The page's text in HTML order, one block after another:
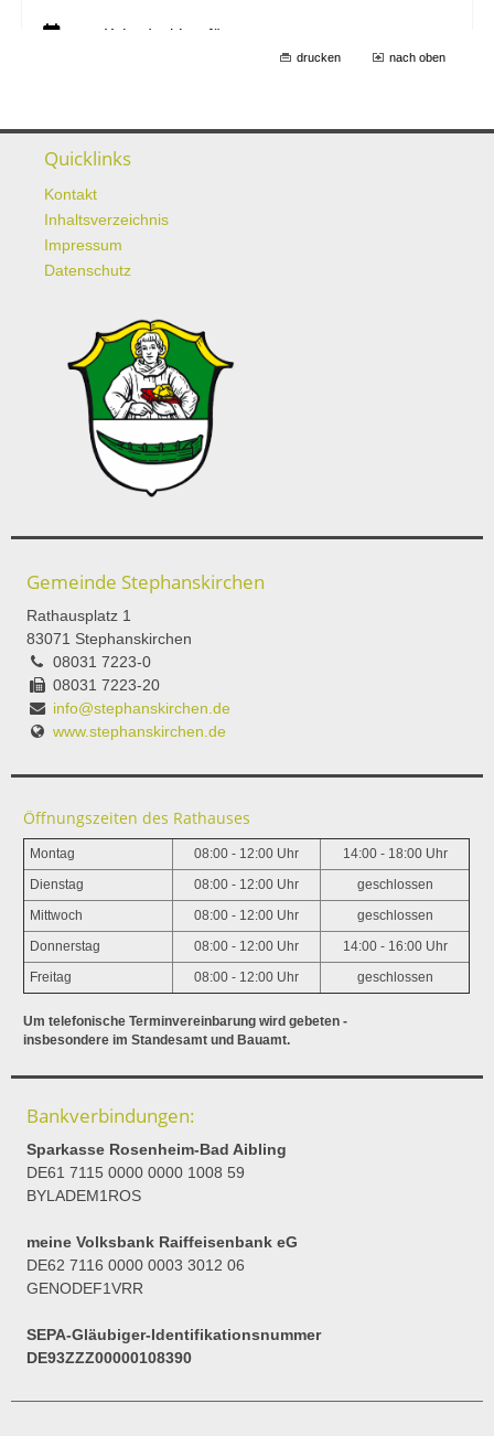
drucken nach oben
Quicklinks
Kontakt
Inhaltsverzeichnis
Impressum
Datenschutz
Gemeinde Stephanskirchen
Rathausplatz 1
83071 Stephanskirchen
08031 7223-0
08031 7223-20
info@stephanskirchen.de
www.stephanskirchen.de
Öffnungszeiten des Rathauses
Montag 08:00 - 12:00 Uhr 14:00 - 18:00 Uhr
Dienstag 08:00 - 12:00 Uhr geschlossen
Mittwoch 08:00 - 12:00 Uhr geschlossen
Donnerstag 08:00 - 12:00 Uhr 14:00 - 16:00 Uhr
Freitag 08:00 - 12:00 Uhr geschlossen
Um telefonische Terminvereinbarung wird gebeten -
insbesondere im Standesamt und Bauamt.
Bankverbindungen:
Sparkasse Rosenheim-Bad Aibling
DE61 7115 0000 0000 1008 59
BYLADEM1ROS
meine Volksbank Raiffeisenbank eG
DE62 7116 0000 0003 3012 06
GENODEF1VRR
SEPA-Gläubiger-Identifikationsnummer
DE93ZZZ00000108390